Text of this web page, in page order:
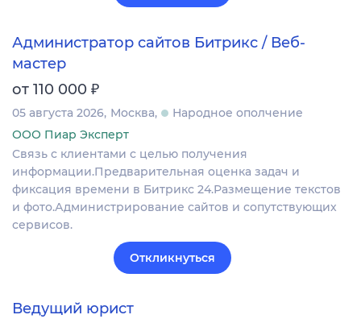
Администратор сайтов Битрикс / Веб-
мастер
от 110 000 ₽
05 августа 2026 Москва
Народное ополчение
ООО Пиар Эксперт
Связь с клиентами с целью получения
информации.Предварительная оценка задач и
фиксация времени в Битрикс 24.Размещение текстов
и фото.Администрирование сайтов и сопутствующих
сервисов.
Откликнуться
Ведущий юрист